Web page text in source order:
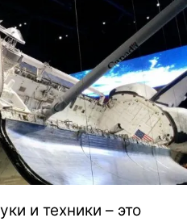
и техники – это